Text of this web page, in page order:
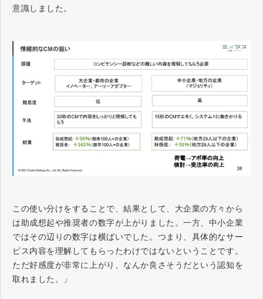
意識しました。
この使い分けをすることで、結果として、大企業の方々から
は助成想起や推奨者の数字が上がりました。一方、中小企業
ではその辺りの数字は横ばいでした。つまり、具体的なサー
ビス内容を理解してもらったわけではないということです。
ただ好感度が非常に上がり、なんか良さそうだという認知を
取れました。」